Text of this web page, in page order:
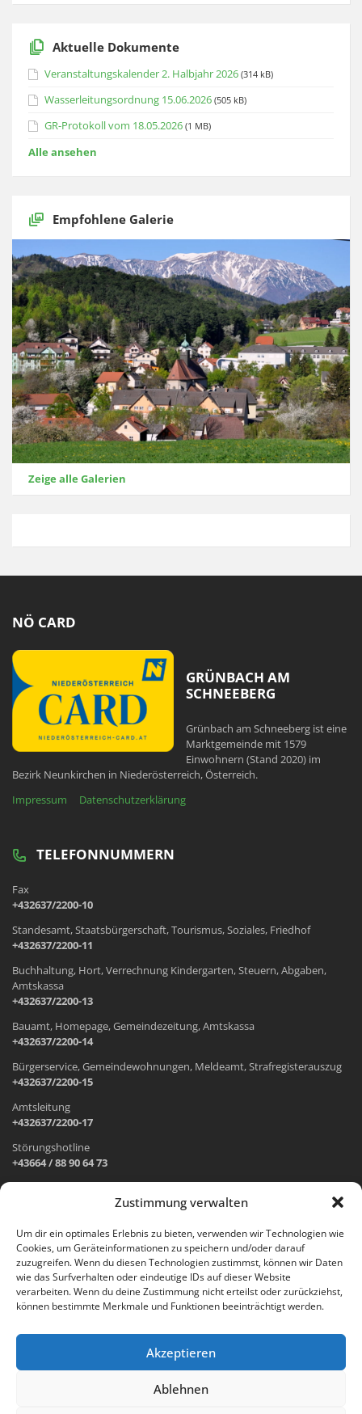
Zustimmung verwalten
Um dir ein optimales Erlebnis zu bieten, verwenden wir Technologien wie
Cookies, um Geräteinformationen zu speichern und/oder darauf
zuzugreifen. Wenn du diesen Technologien zustimmst, können wir Daten
wie das Surfverhalten oder eindeutige IDs auf dieser Website
verarbeiten. Wenn du deine Zustimmung nicht erteilst oder zurückziehst,
können bestimmte Merkmale und Funktionen beeinträchtigt werden.
Akzeptieren
Ablehnen
Aktuelle Dokumente
Veranstaltungskalender 2. Halbjahr 2026 (314 kB)
Wasserleitungsordnung 15.06.2026 (505 kB)
GR-Protokoll vom 18.05.2026 (1 MB)
Alle ansehen
Empfohlene Galerie
Zeige alle Galerien
NÖ CARD
GRÜNBACH AM
SCHNEEBERG
Grünbach am Schneeberg ist eine
Marktgemeinde mit 1579
Einwohnern (Stand 2020) im
Bezirk Neunkirchen in Niederösterreich, Österreich.
Impressum
Datenschutzerklärung
TELEFONNUMMERN
Fax
+432637/2200-10
Standesamt, Staatsbürgerschaft, Tourismus, Soziales, Friedhof
+432637/2200-11
Buchhaltung, Hort, Verrechnung Kindergarten, Steuern, Abgaben,
Amtskassa
+432637/2200-13
Bauamt, Homepage, Gemeindezeitung, Amtskassa
+432637/2200-14
Bürgerservice, Gemeindewohnungen, Meldeamt, Strafregisterauszug
+432637/2200-15
Amtsleitung
+432637/2200-17
Störungshotline
+43664 / 88 90 64 73
Wr. Neustädter Straße 1
2733 Grünbach am Schneeberg
Öffnungszeiten Gemeindeamt:
Montag: 8.00 – 12.00 Uhr und 14.00 – 18.00 Uhr
Freitag: 8.00 – 12.00 Uhr
Email: